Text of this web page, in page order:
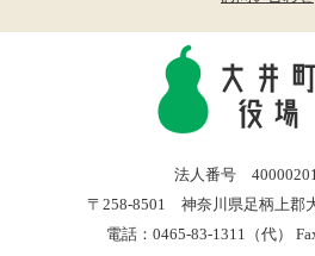
法人番号
〒258-8501 神奈川県足柄上郡
電話：0465-83-1311（代）